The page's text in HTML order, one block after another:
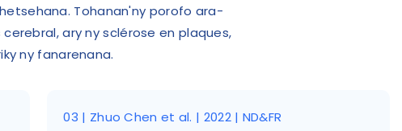
Tohanan'ny porofo ara-
ary ny sclérose en plaques,
ny fanarenana.
03 | Zhuo Chen et al. | 2022 | ND&FR